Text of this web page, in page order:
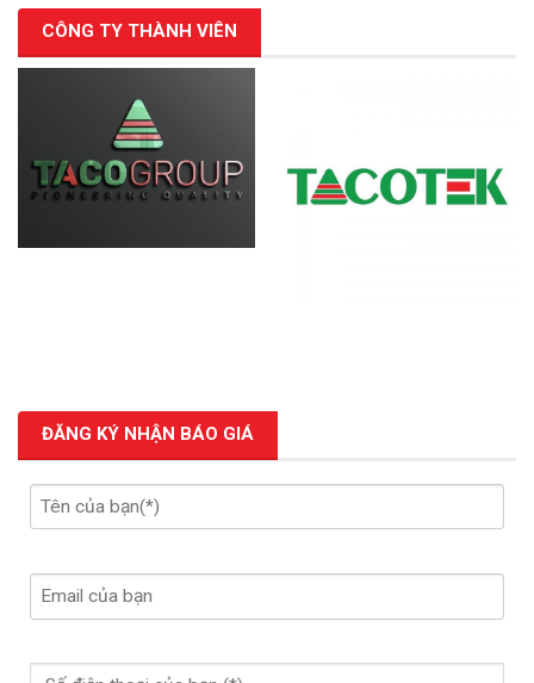
CÔNG TY THÀNH VIÊN
ĐĂNG KÝ NHẬN BÁO GIÁ